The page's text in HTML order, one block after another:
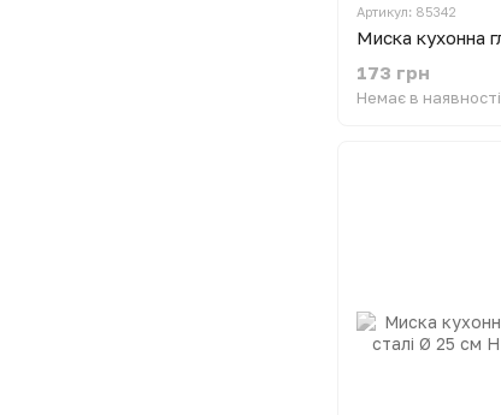
Артикул: 85342
173 грн
Немає в наявності